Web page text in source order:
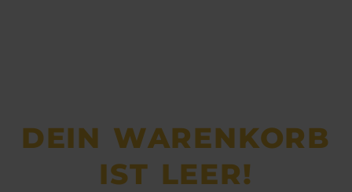
DEIN WARENKORB
IST LEER!